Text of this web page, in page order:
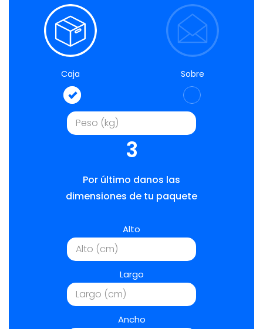
Caja Sobre
3
Por último danos las
dimensiones de tu paquete
Alto
Largo
Ancho